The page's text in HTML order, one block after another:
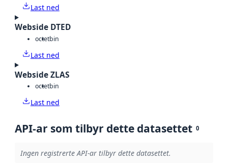
Last ned
Webside DTED
octetbin
Last ned
Webside ZLAS
octetbin
Last ned
API-ar som tilbyr dette datasettet 0
Ingen registrerte API-ar tilbyr dette datasettet.